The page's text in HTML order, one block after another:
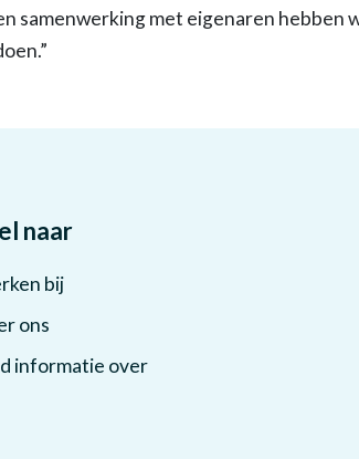
samenwerking met eigenaren hebben
naar
bij
ons
informatie over